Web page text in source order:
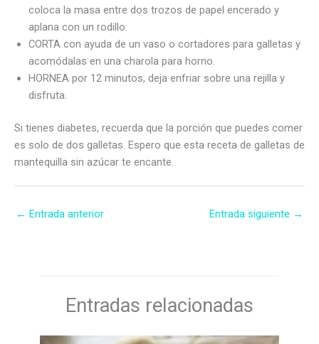
coloca la masa entre dos trozos de papel encerado y
aplana con un rodillo.
CORTA con ayuda de un vaso o cortadores para galletas y
acomódalas en una charola para horno.
HORNEA por 12 minutos, deja enfriar sobre una rejilla y
disfruta.
Si tienes diabetes, recuerda que la porción que puedes comer
es solo de dos galletas. Espero que esta receta de galletas de
mantequilla sin azúcar te encante.
← Entrada anterior Entrada siguiente →
Entradas relacionadas